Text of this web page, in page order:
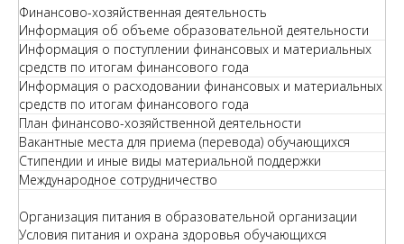
Финансово-хозяйственная деятельность
Информация об объеме образовательной деятельности
Информация о поступлении финансовых и материальных
средств по итогам финансового года
Информация о расходовании финансовых и материальных
средств по итогам финансового года
План финансово-хозяйственной деятельности
Вакантные места для приема (перевода) обучающихся
Стипендии и иные виды материальной поддержки
Международное сотрудничество
Организация питания в образовательной организации
Условия питания и охрана здоровья обучающихся